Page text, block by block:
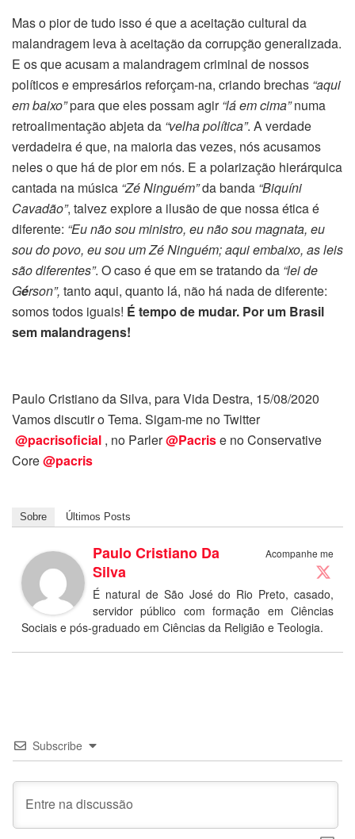
Mas o pior de tudo isso é que a aceitação cultural da
malandragem leva à aceitação da corrupção generalizada.
E os que acusam a malandragem criminal de nossos
políticos e empresários reforçam-na, criando brechas “aqui
em baixo”para que eles possam agir“lá em cima”numa
retroalimentação abjeta da “velha política”. A verdade
verdadeira é que, na maioria das vezes, nós acusamos
neles o que há de pior em nós. E a polarização hierárquica
cantada na música “Zé Ninguém”da banda “Biquíni
Cavadão”, talvez explore a ilusão de que nossa ética é
diferente: “Eu não sou ministro, eu não sou magnata, eu
sou do povo, eu sou um Zé Ninguém; aqui embaixo, as leis
são diferentes”. O caso é que em se tratando da “lei de
Gérson”, tanto aqui, quanto lá, não há nada de diferente:
somos todos iguais! É tempo de mudar. Por um Brasil
sem malandragens!
Paulo Cristiano da Silva, para Vida Destra, 15/08/2020
Vamos discutir o Tema. Sigam-me no Twitter
@pacrisoficial , no Parler@Pacrise no Conservative
Core@pacris
Sobre Últimos Posts
Acompanhe me
Paulo Cristiano Da
Silva
É natural de São José do Rio Preto, casado,
servidor público com formação em Ciências
Sociais e pós-graduado em Ciências da Religião e Teologia.
Subscribe